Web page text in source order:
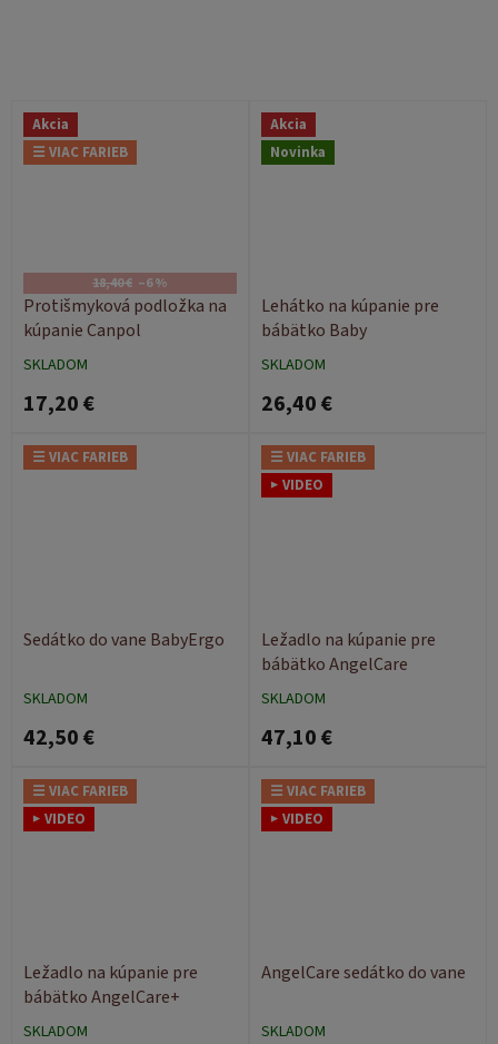
Akcia
☰ VIAC FARIEB
18,40 € –6 %
Protišmyková podložka na
kúpanie Canpol
SKLADOM
17,20 €
Akcia
Novinka
Lehátko na kúpanie pre
bábätko Baby
SKLADOM
26,40 €
☰ VIAC FARIEB
Sedátko do vane BabyErgo
SKLADOM
42,50 €
☰ VIAC FARIEB
▶ VIDEO
Ležadlo na kúpanie pre
bábätko AngelCare
SKLADOM
47,10 €
☰ VIAC FARIEB
▶ VIDEO
Ležadlo na kúpanie pre
bábätko AngelCare+
SKLADOM
☰ VIAC FARIEB
▶ VIDEO
AngelCare sedátko do vane
SKLADOM